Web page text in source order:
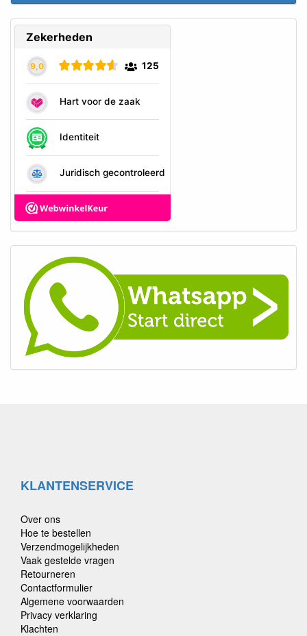
KLANTENSERVICE
Over ons
Hoe te bestellen
Verzendmogelijkheden
Vaak gestelde vragen
Retourneren
Contactformulier
Algemene voorwaarden
Privacy verklaring
Klachten